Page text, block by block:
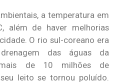
a temperatura em
além de haver melhorias
O rio sul-coreano era
das águas da
de 10 milhões de
leito se tornou poluído.